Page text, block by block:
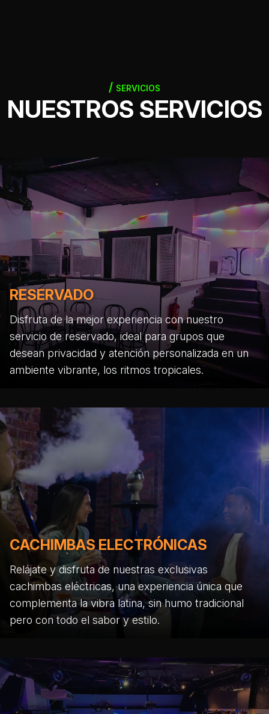
SERVICIOS
NUESTROS SERVICIOS
RESERVADO
Disfruta de la mejor experiencia con nuestro
servicio de reservado, ideal para grupos que
desean privacidad y atención personalizada en un
ambiente vibrante, los ritmos tropicales.
CACHIMBAS ELECTRÓNICAS
Relájate y disfruta de nuestras exclusivas
cachimbas eléctricas, una experiencia única que
complementa la vibra latina, sin humo tradicional
pero con todo el sabor y estilo.